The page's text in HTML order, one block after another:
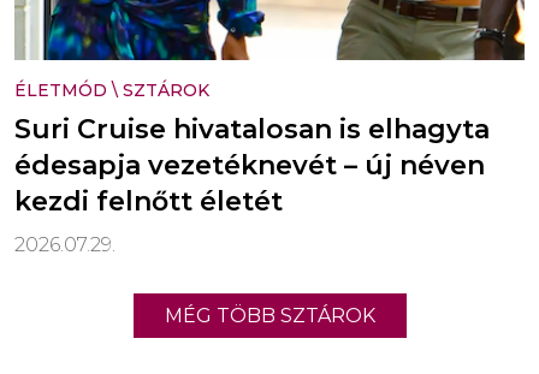
ÉLETMÓD \ SZTÁROK
Suri Cruise hivatalosan is elhagyta
édesapja vezetéknevét – új néven
kezdi felnőtt életét
2026.07.29.
MÉG TÖBB SZTÁROK